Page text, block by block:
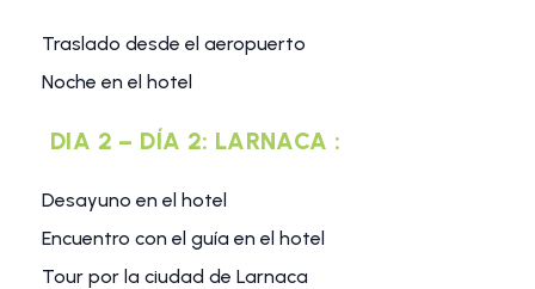
Traslado desde el aeropuerto
Noche en el hotel
DIA 2 – DÍA 2: LARNACA :
Desayuno en el hotel
Encuentro con el guía en el hotel
Tour por la ciudad de Larnaca